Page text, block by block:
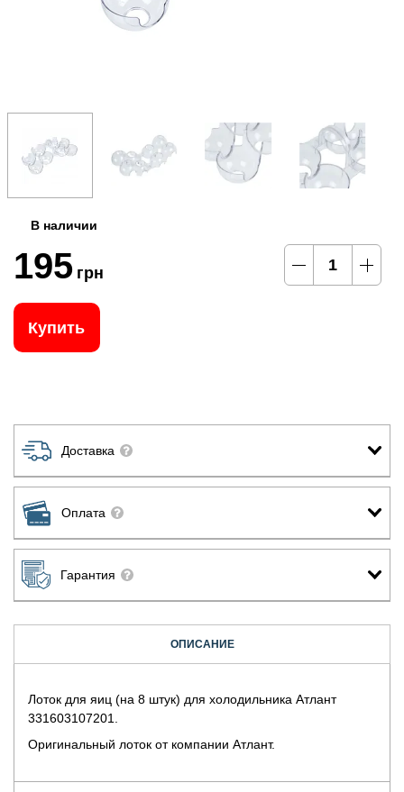
В наличии
195 грн
Купить
Доставка
Оплата
Гарантия
ОПИСАНИЕ
Лоток для яиц (на 8 штук) для холодильника Атлант
331603107201.
Оригинальный лоток от компании Атлант.